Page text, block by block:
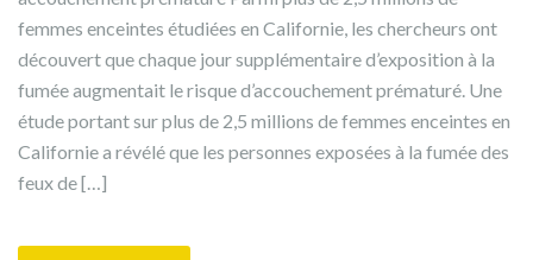
femmes enceintes étudiées en Californie, les chercheurs ont
découvert que chaque jour supplémentaire d’exposition à la
fumée augmentait le risque d’accouchement prématuré. Une
étude portant sur plus de 2,5 millions de femmes enceintes en
Californie a révélé que les personnes exposées à la fumée des
feux de […]